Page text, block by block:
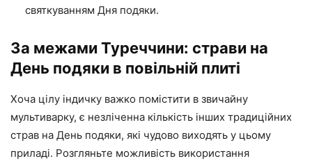
святкуванням Дня подяки.
За межами Туреччини: страви на
День подяки в повільній плиті
Хоча цілу індичку важко помістити в звичайну
мультиварку, є незліченна кількість інших традиційних
страв на День подяки, які чудово виходять у цьому
приладі. Розгляньте можливість використання